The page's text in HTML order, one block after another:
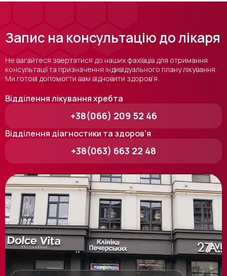
Запис на консультацію до лікаря
Не вагайтеся звертатися до наших фахівців для отримання
консультації та призначення індивідуального плану лікування.
Ми готові допомогти вам відновити здоров’я .
Відділення лікування хребта
+38(066) 209 52 46
Відділення діагностики та здоров’я
+38(063) 663 22 48